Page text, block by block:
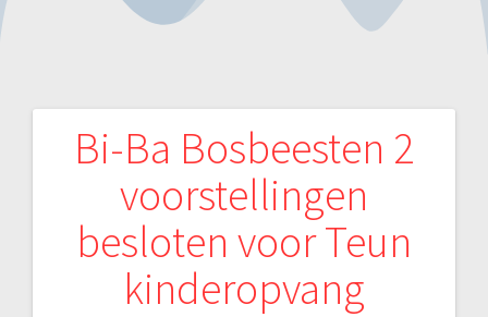
Bi-Ba Bosbeesten 2
voorstellingen
besloten voor Teun
kinderopvang
Bericht
navigatie